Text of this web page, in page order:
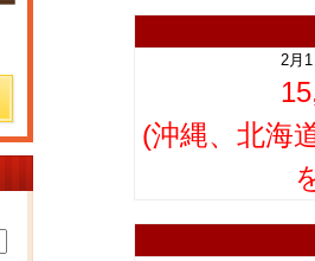
2月
(沖縄、北海